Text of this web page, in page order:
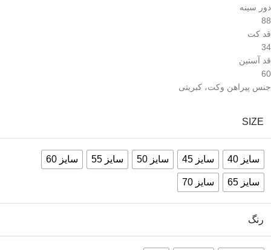
دور سینه
88
قد کت
34
قد آستین
60
جنس پیراهن وکت، کبریتی
SIZE
سایز 40 سایز 45 سایز 50 سایز 55 سایز 60
سایز 65 سایز 70
رنگ